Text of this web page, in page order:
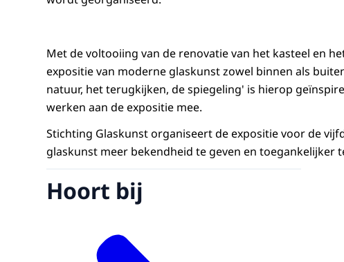
Met de voltooiing van de renovatie van het kasteel en
expositie van moderne glaskunst zowel binnen als
natuur, het terugkijken, de spiegeling' is hierop
werken aan de expositie mee.
Stichting Glaskunst organiseert de expositie voor de
glaskunst meer bekendheid te geven en toegankelijker
Hoort bij